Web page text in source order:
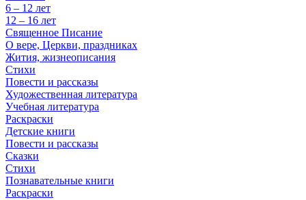
6 – 12 лет
12 – 16 лет
Священное Писание
О вере, Церкви, праздниках
Жития, жизнеописания
Стихи
Повести и рассказы
Художественная литература
Учебная литература
Раскраски
Детские книги
Повести и рассказы
Сказки
Стихи
Познавательные книги
Раскраски